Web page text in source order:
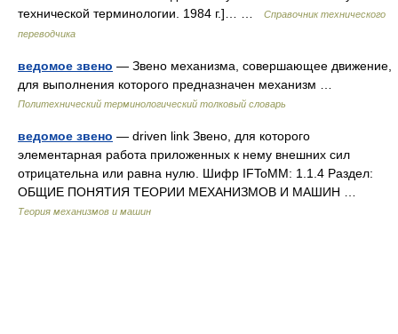
технической терминологии. 1984 г.]… …
Справочник технического
переводчика
ведомое звено — Звено механизма, совершающее движение,
для выполнения которого предназначен механизм …
Политехнический терминологический толковый словарь
ведомое звено — driven link Звено, для которого
элементарная работа приложенных к нему внешних сил
отрицательна или равна нулю. Шифр IFToMM: 1.1.4 Раздел:
ОБЩИЕ ПОНЯТИЯ ТЕОРИИ МЕХАНИЗМОВ И МАШИН …
Теория механизмов и машин